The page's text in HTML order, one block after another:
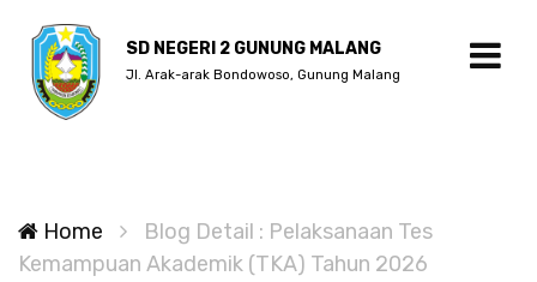
SD NEGERI 2 GUNUNG MALANG
Jl. Arak-arak Bondowoso, Gunung Malang
Home
Blog Detail : Pelaksanaan Tes
Kemampuan Akademik (TKA) Tahun 2026